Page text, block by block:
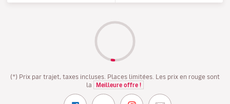
(*) Prix par trajet, taxes incluses. Places limitées. Les prix en rouge sont
la
Meilleure offre !